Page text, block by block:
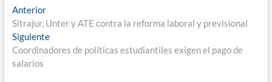
Navegación
de
entradas
AnteriorEntrada
anterior:
Sitrajur, Unter y ATE contra la reforma laboral y previsional
SiguienteEntrada
siguiente:
Coordinadores de políticas estudiantiles exigen el pago de
salarios